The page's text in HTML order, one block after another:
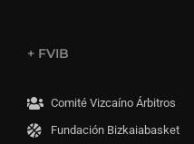
+ FVIB
Comité Vizcaíno Árbitros
Fundación Bizkaiabasket